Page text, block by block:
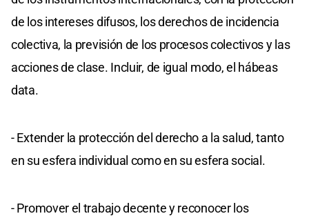
de los intereses difusos, los derechos de incidencia
colectiva, la previsión de los procesos colectivos y las
acciones de clase. Incluir, de igual modo, el hábeas
data.
- Extender la protección del derecho a la salud, tanto
en su esfera individual como en su esfera social.
- Promover el trabajo decente y reconocer los